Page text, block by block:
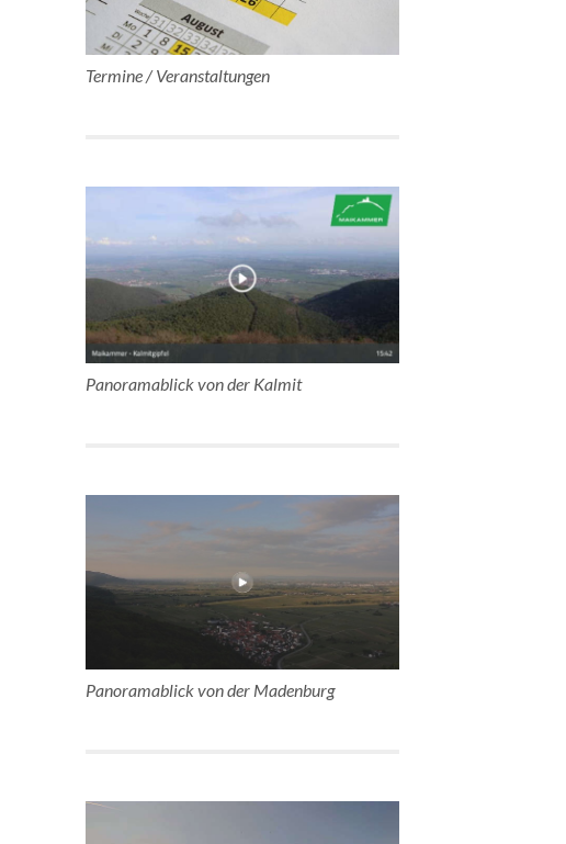
Termine / Veranstaltungen
Panoramablick von der Kalmit
Panoramablick von der Madenburg